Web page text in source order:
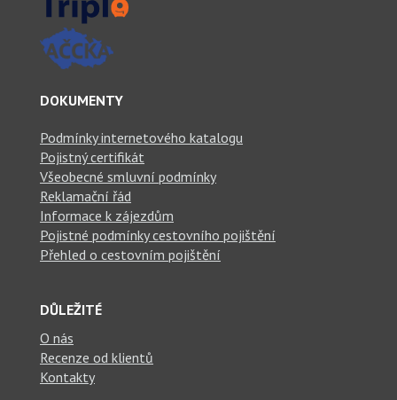
DOKUMENTY
Podmínky internetového katalogu
Pojistný certifikát
Všeobecné smluvní podmínky
Reklamační řád
Informace k zájezdům
Pojistné podmínky cestovního pojištění
Přehled o cestovním pojištění
DŮLEŽITÉ
O nás
Recenze od klientů
Kontakty